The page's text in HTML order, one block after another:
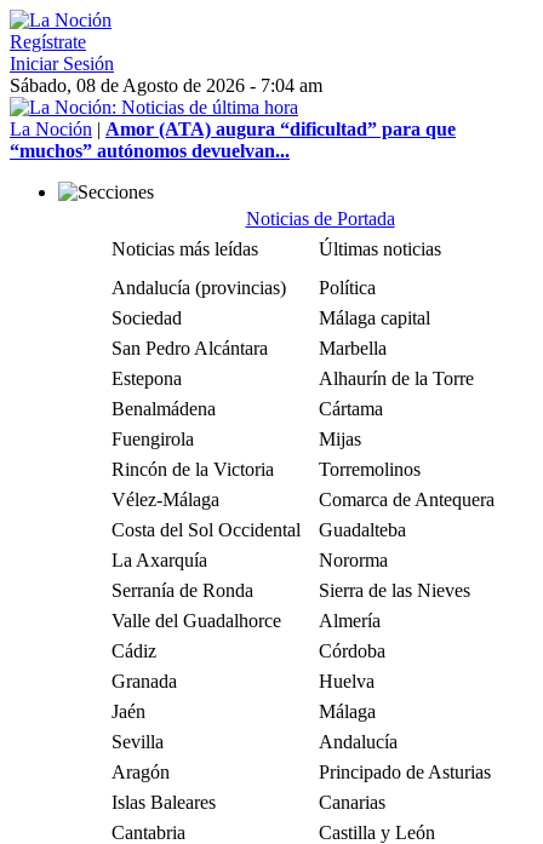
Regístrate
Iniciar Sesión
Sábado, 08 de Agosto de 2026 - 7:04 am
La Noción | Amor (ATA) augura “dificultad” para que
“muchos” autónomos devuelvan...
Noticias de Portada
Noticias más leídas
Últimas noticias
Andalucía (provincias)
Política
Sociedad
Málaga capital
San Pedro Alcántara
Marbella
Estepona
Alhaurín de la Torre
Benalmádena
Cártama
Fuengirola
Mijas
Rincón de la Victoria
Torremolinos
Vélez-Málaga
Comarca de Antequera
Costa del Sol Occidental
Guadalteba
La Axarquía
Nororma
Serranía de Ronda
Sierra de las Nieves
Valle del Guadalhorce
Almería
Cádiz
Córdoba
Granada
Huelva
Jaén
Málaga
Sevilla
Andalucía
Aragón
Principado de Asturias
Islas Baleares
Canarias
Cantabria
Castilla y León